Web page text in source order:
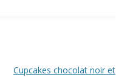
Cupcakes chocolat noir et